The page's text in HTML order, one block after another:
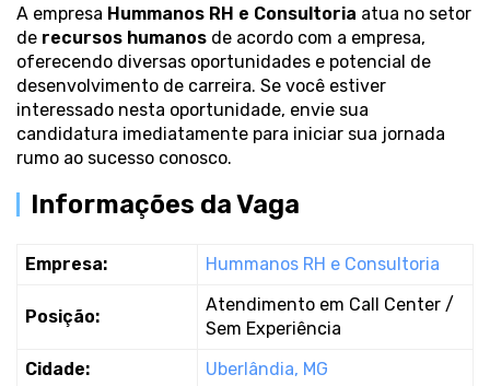
A empresa Hummanos RH e Consultoria atua no setor
de recursos humanos de acordo com a empresa,
oferecendo diversas oportunidades e potencial de
desenvolvimento de carreira. Se você estiver
interessado nesta oportunidade, envie sua
candidatura imediatamente para iniciar sua jornada
rumo ao sucesso conosco.
Informações da Vaga
Empresa: Hummanos RH e Consultoria
Posição:
Atendimento em Call Center /
Sem Experiência
Cidade:
Uberlândia, MG